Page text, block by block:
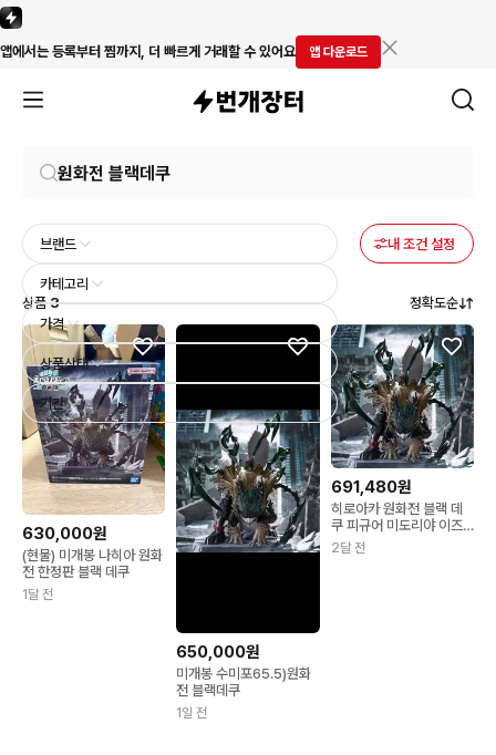
앱에서는 등록부터 찜까지, 더 빠르게 거래할 수 있어요 앱 다운로드
브랜드
카테고리
가격
상품상태
기간
내 조건 설정
상품 3 정확도순
630,000원
(현물) 미개봉 나히아 원화
전 한정판 블랙 데쿠
1달 전
650,000원
미개봉 수미포65.5)원화
전 블랙데쿠
1일 전
691,480원
히로아카 원화전 블랙 데
쿠 피규어 미도리야 이즈
쿠 전시회
2달 전